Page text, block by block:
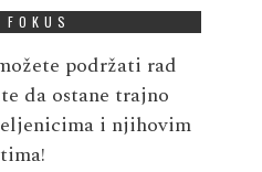
podržati rad
da ostane trajno
i njihovim